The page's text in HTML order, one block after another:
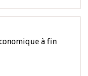
à fin